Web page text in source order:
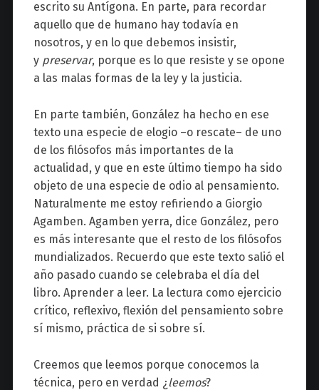
escrito su Antígona. En parte, para recordar
aquello que de humano hay todavía en
nosotros, y en lo que debemos insistir,
y preservar, porque es lo que resiste y se opone
a las malas formas de la ley y la justicia.
En parte también, González ha hecho en ese
texto una especie de elogio –o rescate– de uno
de los filósofos más importantes de la
actualidad, y que en este último tiempo ha sido
objeto de una especie de odio al pensamiento.
Naturalmente me estoy refiriendo a Giorgio
Agamben. Agamben yerra, dice González, pero
es más interesante que el resto de los filósofos
mundializados. Recuerdo que este texto salió el
año pasado cuando se celebraba el día del
libro. Aprender a leer. La lectura como ejercicio
crítico, reflexivo, flexión del pensamiento sobre
sí mismo, práctica de si sobre sí.
Creemos que leemos porque conocemos la
técnica, pero en verdad ¿leemos?